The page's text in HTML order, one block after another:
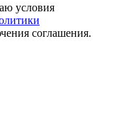
условия
соглашения.